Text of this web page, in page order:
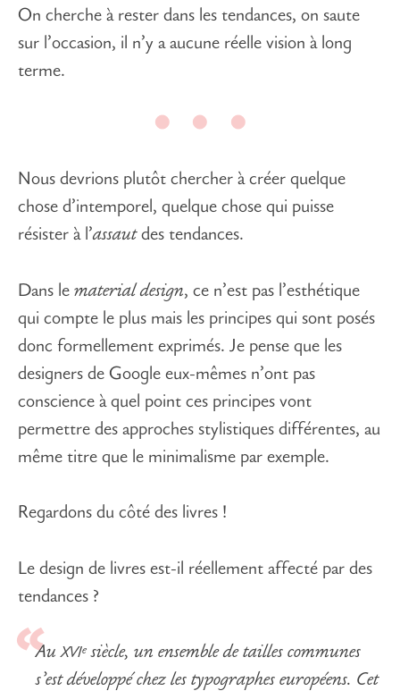
On cherche à rester dans les tendances, on saute
sur l’occasion, il n’y a aucune réelle vision à long
terme.
Nous devrions plutôt chercher à créer quelque
chose d’intemporel, quelque chose qui puisse
résister à l’assautdes tendances.
Dans le material design, ce n’est pas l’esthétique
qui compte le plus mais les principes qui sont posés
donc formellement exprimés. Je pense que les
designers de Google eux-mêmes n’ont pas
conscience à quel point ces principes vont
permettre des approches stylistiques différentes, au
même titre que le minimalisme par exemple.
Regardons du côté des livres !
Le design de livres est-il réellement affecté par des
tendances ?
AuXVIesiècle, un ensemble de tailles communes
s’est développé chez les typographes européens. Cet